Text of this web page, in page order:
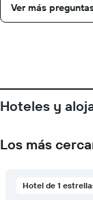
Ver más
Hoteles y
Los más
Hotel de 1